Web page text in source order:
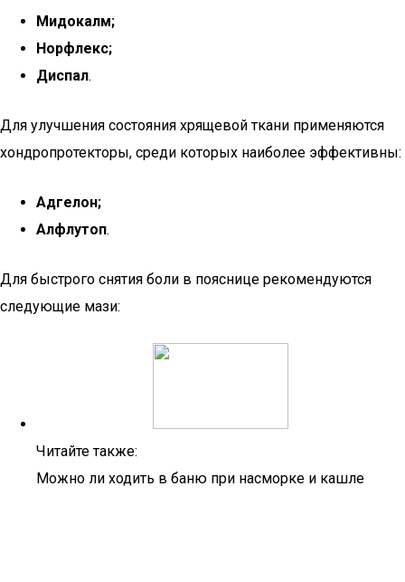
Мидокалм;
Норфлекс;
Диспал.
Для улучшения состояния хрящевой ткани применяются
хондропротекторы, среди которых наиболее эффективны:
Адгелон;
Алфлутоп.
Для быстрого снятия боли в пояснице рекомендуются
следующие мази:
Читайте также:
Можно ли ходить в баню при насморке и кашле